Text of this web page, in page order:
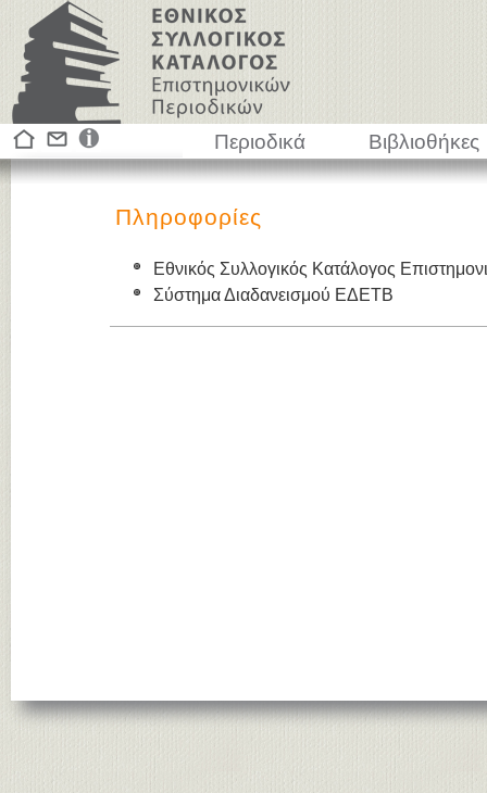
Περιοδικά Βιβλιοθήκες
Πληροφορίες
Εθνικός Συλλογικός Κατάλογος
Σύστημα Διαδανεισμού ΕΔΕΤΒ